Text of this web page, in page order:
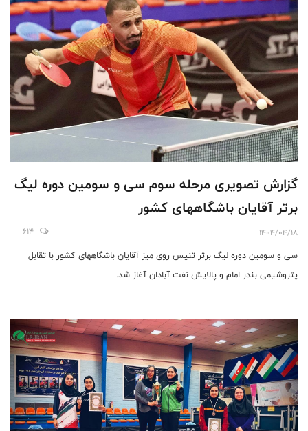
گزارش تصویری مرحله سوم سی و سومین دوره لیگ
برتر آقایان باشگاههای کشور
1404/04/18
614
سی و سومین دوره لیگ برتر تنیس روی میز آقایان باشگاههای کشور با تقابل
پتروشیمی بندر امام و پالایش نفت آبادان آغاز شد.